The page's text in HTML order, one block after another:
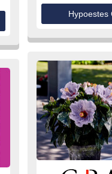
Hypoestes